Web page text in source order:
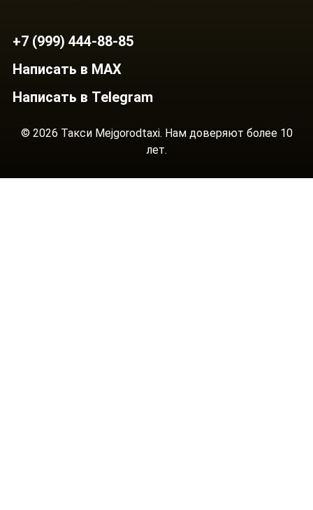
+7 (999) 444-88-85
Написать в MAX
Написать в Telegram
© 2026 Такси Mejgorodtaxi. Нам доверяют более 10
лет.